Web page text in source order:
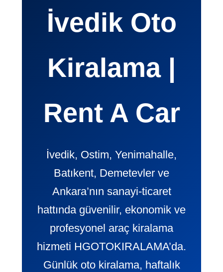
İvedik Oto
Kiralama |
Rent A Car
İvedik, Ostim, Yenimahalle,
Batıkent, Demetevler ve
Ankara’nın sanayi-ticaret
hattında güvenilir, ekonomik ve
profesyonel araç kiralama
hizmeti HGOTOKIRALAMA’da.
Günlük oto kiralama, haftalık